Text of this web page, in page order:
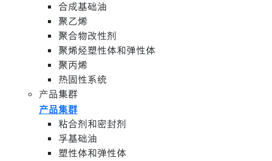
合成基础油
聚乙烯
聚合物改性剂
聚烯烃塑性体和弹性体
聚丙烯
热固性系统
产品集群
产品集群
粘合剂和密封剂
孚基础油
塑性体和弹性体